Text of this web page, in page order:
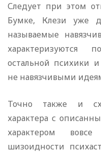
Следует при этом
Бумке, Клези уже
называемые
остальной психики
не навязчивыми
Точно также и
характера с
характером
шизоидности